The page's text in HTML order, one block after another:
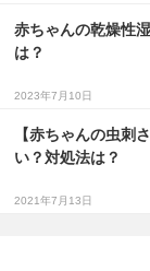
赤ちゃんの乾燥性
は？
2023年7月10日
【赤ちゃんの虫刺
い？対処法は？
2021年7月13日